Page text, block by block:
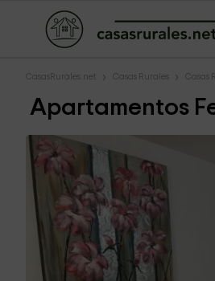
CasasRurales.net Casas Rurales Casas
Apartamentos